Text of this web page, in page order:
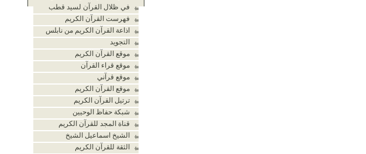
في ظلال القرآن لسيد قطب
فهرست القرآن الكريم
اذاعة القرآن الكريم من نابلس
التجويد
موقع القرآن الكريم
موقع قراء القرآن
موقع قرآني
موقع القرآن الكريم
ترتيل القرآن الكريم
شبكة حفاظ الوحيين
قناة المجد للقرآن الكريم
الشيخ اسماعيل الشيخ
الثقة للقرآن الكريم